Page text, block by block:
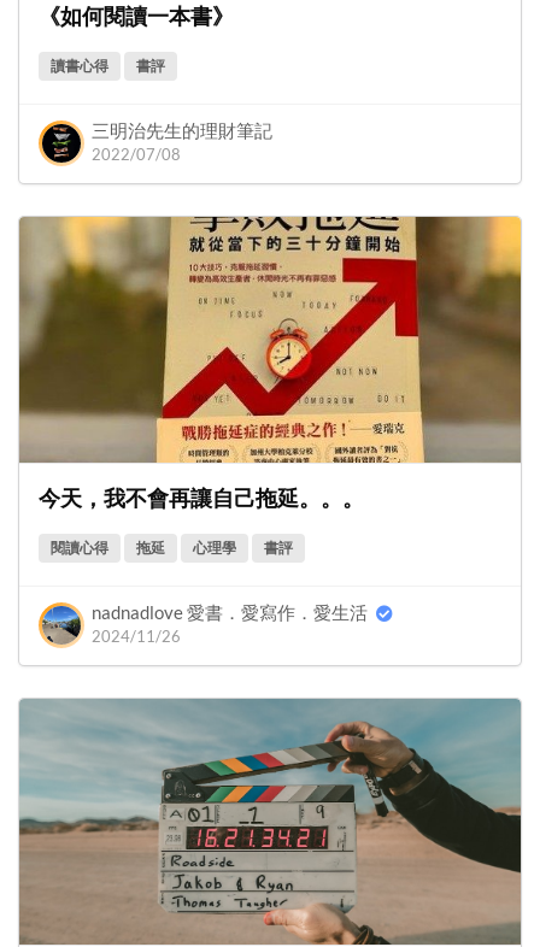
《如何閱讀一本書》
讀書心得 書評
三明治先生的理財筆記
2022/07/08
今天，我不會再讓自己拖延。。。
閱讀心得 拖延 心理學 書評
nadnadlove 愛書．愛寫作．愛生活
2024/11/26